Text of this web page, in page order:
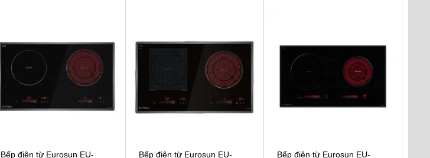
Bếp điện từ Eurosun EU-
Bếp điện từ Eurosun EU-
Bếp điện từ Eurosun EU-